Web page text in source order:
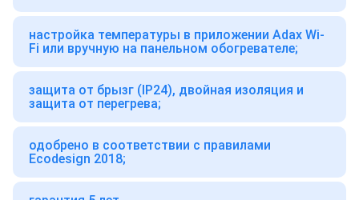
настройка температуры в приложении Adax Wi-
Fi или вручную на панельном обогревателе;
защита от брызг (IP24), двойная изоляция и
защита от перегрева;
одобрено в соответствии с правилами
Ecodesign 2018;